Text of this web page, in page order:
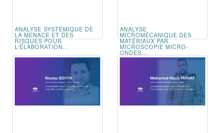
ANALYSE SYSTÉMIQUE DE
LA MENACE ET DES
RISQUES POUR
L'ÉLABORATION...
ANALYSE
MICROMÉCANIQUE DES
MATÉRIAUX PAR
MICROSCOPIE MICRO-
ONDES...